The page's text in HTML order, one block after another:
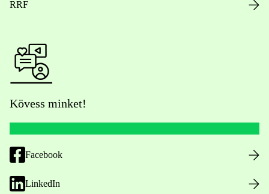
RRF
Kövess minket!
Facebook
LinkedIn